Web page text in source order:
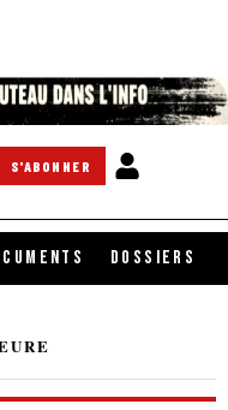
S'ABONNER
DOSSIERS